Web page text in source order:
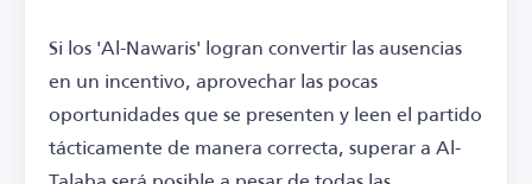
Si los 'Al-Nawaris' logran convertir las ausencias
en un incentivo, aprovechar las pocas
oportunidades que se presenten y leen el partido
tácticamente de manera correcta, superar a Al-